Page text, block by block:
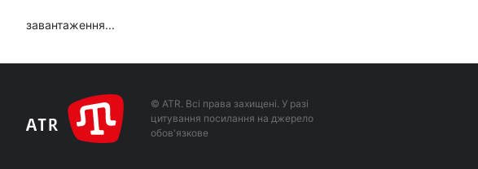
завантаження...
© ATR. Всі права захищені. У разі
цитування посилання на джерело
обов'язкове